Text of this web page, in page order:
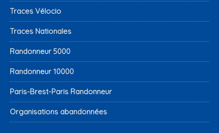
Traces Vélocio
Traces Nationales
Randonneur 5000
Randonneur 10000
Paris-Brest-Paris Randonneur
Organisations abandonnées